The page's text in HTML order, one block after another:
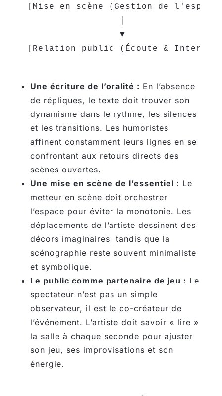
[Mise en scène (Gestion de
                 ▼
Une écriture de l’oralité : En l’absence
de répliques, le texte doit trouver son
dynamisme dans le rythme, les silences
et les transitions. Les humoristes
affinent constamment leurs lignes en se
confrontant aux retours directs des
scènes ouvertes.
Une mise en scène de l’essentiel : Le
metteur en scène doit orchestrer
l’espace pour éviter la monotonie. Les
déplacements de l’artiste dessinent des
décors imaginaires, tandis que la
scénographie reste souvent minimaliste
et symbolique.
Le public comme partenaire de jeu : Le
spectateur n’est pas un simple
observateur, il est le co-créateur de
l’événement. L’artiste doit savoir « lire »
la salle à chaque seconde pour ajuster
son jeu, ses improvisations et son
énergie.